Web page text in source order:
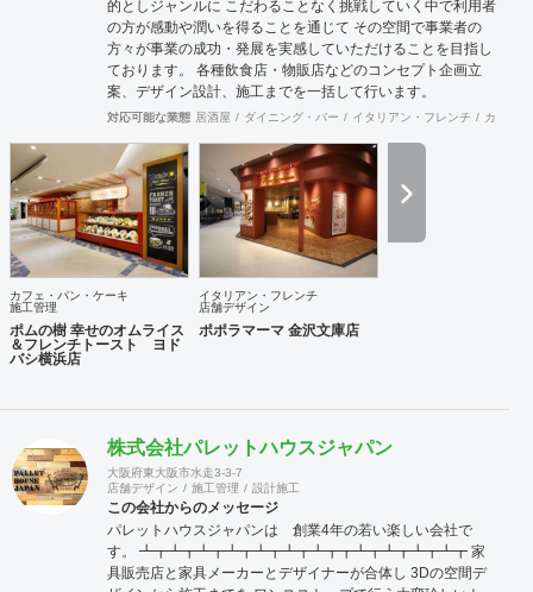
的としジャンルに こだわることなく挑戦していく中で利用者
の方が感動や潤いを得ることを通じて その空間で事業者の
方々が事業の成功・発展を実感していただけることを目指し
ております。 各種飲食店・物販店などのコンセプト企画立
案、デザイン設計、施工までを一括して行います。
対応可能な業態 居酒屋 ダイニング・バー イタリアン・フレンチ カフェ
カフェ・パン・ケーキ
施工管理
ポムの樹 幸せのオムライス
＆フレンチトースト ヨド
バシ横浜店
イタリアン・フレンチ
店舗デザイン
ポポラマーマ 金沢文庫店
株式会社パレットハウスジャパン
大阪府東大阪市水走3-3-7
店舗デザイン
施工管理 設計施工
この会社からのメッセージ
パレットハウスジャパンは 創業4年の若い楽しい会社で
す。 ┻┳┻┳┻┳┻┳┻┳┻┳┻┳┳┻┳┻┳┻┳┻┳ 家
具販売店と家具メーカーとデザイナーが合体し 3Dの空間デ